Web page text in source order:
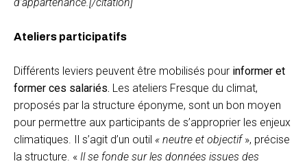
Ateliers participatifs
Différents leviers peuvent être mobilisés pour informer et
former ces salariés. Les ateliers Fresque du climat,
proposés par la structure éponyme, sont un bon moyen
pour permettre aux participants de s’approprier les enjeux
climatiques. Il s’agit d’un outil « neutre et objectif», précise
la structure. « Il se fonde sur les données issues des